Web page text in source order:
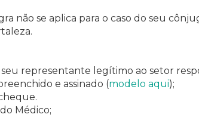
não se aplica para o caso do seu
representante legítimo ao setor
e assinado (modelo aqui);
Médico;